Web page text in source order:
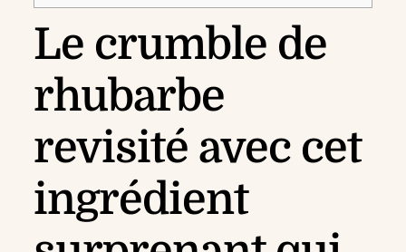
Le crumble de
rhubarbe
revisité avec cet
ingrédient